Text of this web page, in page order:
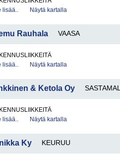
lisää..
Näytä kartalla
Rauhala VAASA
lisää..
Näytä kartalla
& Ketola Oy
lisää..
Näytä kartalla
Ky KEURUU